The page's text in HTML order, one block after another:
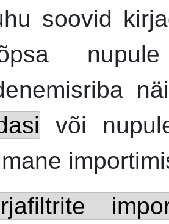
soovid
või